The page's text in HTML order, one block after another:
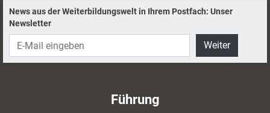
News aus der Weiterbildungswelt in Ihrem Postfach: Unser
Newsletter
Weiter
Führung